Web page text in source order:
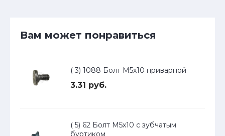
Вам может понравиться
( 3) 1088 Болт М5х10 приварной
3.31 руб.
( 5) 62 Болт М5х10 с зубчатым
буртиком